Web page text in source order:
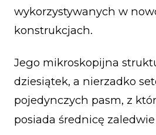
wykorzystywanych w
konstrukcjach.
Jego mikroskopijna
dziesiątek, a nierzadko
pojedynczych pasm, z
posiada średnicę